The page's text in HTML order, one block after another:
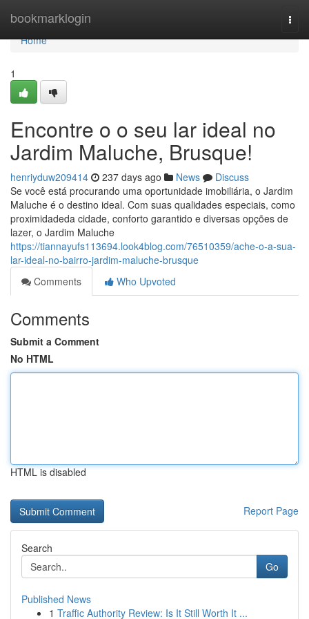
bookmarklogin
Home
Home
1
Encontre o o seu lar ideal no
Jardim Maluche, Brusque!
henriyduw209414 237 days ago News
Discuss
Se você está procurando uma oportunidade imobiliária, o Jardim
Maluche é o destino ideal. Com suas qualidades especiais, como
proximidadeda cidade, conforto garantido e diversas opções de
lazer, o Jardim Maluche
https://tiannayufs113694.look4blog.com/76510359/ache-o-a-sua-
lar-ideal-no-bairro-jardim-maluche-brusque
Comments
Who Upvoted
Comments
Submit a Comment
No HTML
HTML is disabled
Report Page
Search
Go
Published News
1 Traffic Authority Review: Is It Still Worth It ...